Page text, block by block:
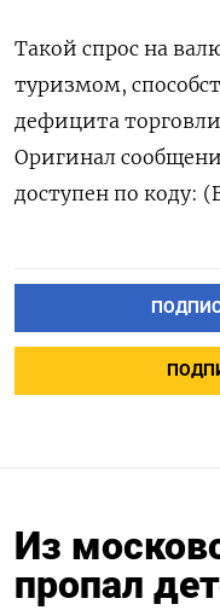
Такой спрос на
туризмом,
дефицита
Оригинал
доступен по коду:
Из
пропал